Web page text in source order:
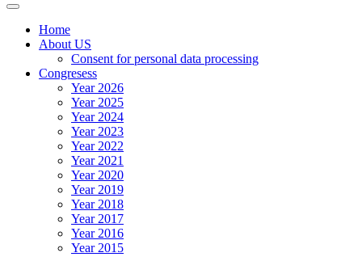
Home
About US
Consent for personal data processing
Congresess
Year 2026
Year 2025
Year 2024
Year 2023
Year 2022
Year 2021
Year 2020
Year 2019
Year 2018
Year 2017
Year 2016
Year 2015